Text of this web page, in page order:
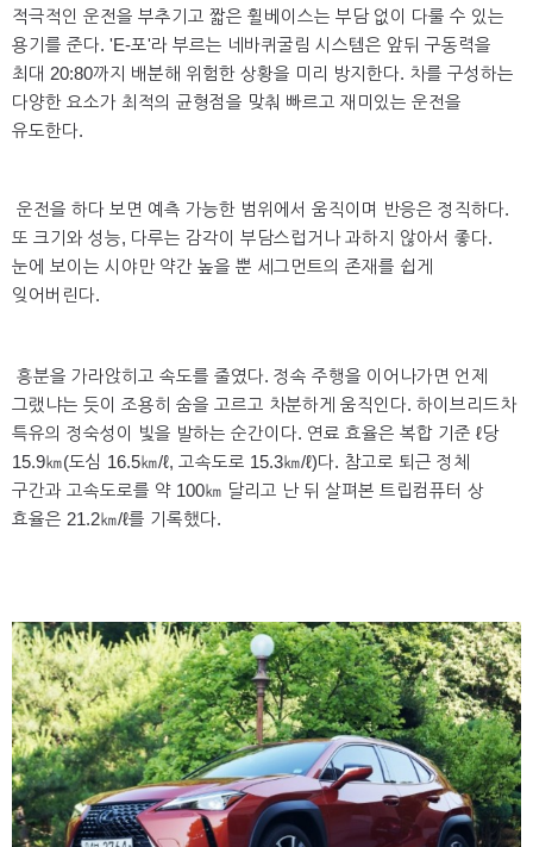
적극적인 운전을 부추기고 짧은 휠베이스는 부담 없이 다룰 수 있는
용기를 준다. 'E-포'라 부르는 네바퀴굴림 시스템은 앞뒤 구동력을
최대 20:80까지 배분해 위험한 상황을 미리 방지한다. 차를 구성하는
다양한 요소가 최적의 균형점을 맞춰 빠르고 재미있는 운전을
유도한다.
운전을 하다 보면 예측 가능한 범위에서 움직이며 반응은 정직하다.
또 크기와 성능, 다루는 감각이 부담스럽거나 과하지 않아서 좋다.
눈에 보이는 시야만 약간 높을 뿐 세그먼트의 존재를 쉽게
잊어버린다.
흥분을 가라앉히고 속도를 줄였다. 정속 주행을 이어나가면 언제
그랬냐는 듯이 조용히 숨을 고르고 차분하게 움직인다. 하이브리드차
특유의 정숙성이 빛을 발하는 순간이다. 연료 효율은 복합 기준 ℓ당
15.9㎞(도심 16.5㎞/ℓ, 고속도로 15.3㎞/ℓ)다. 참고로 퇴근 정체
구간과 고속도로를 약 100㎞ 달리고 난 뒤 살펴본 트립컴퓨터 상
효율은 21.2㎞/ℓ를 기록했다.